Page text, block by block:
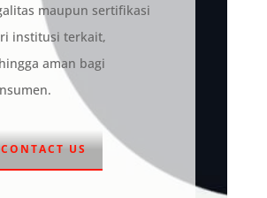
maupun sertifikasi
institusi terkait,
aman bagi
CONTACT US